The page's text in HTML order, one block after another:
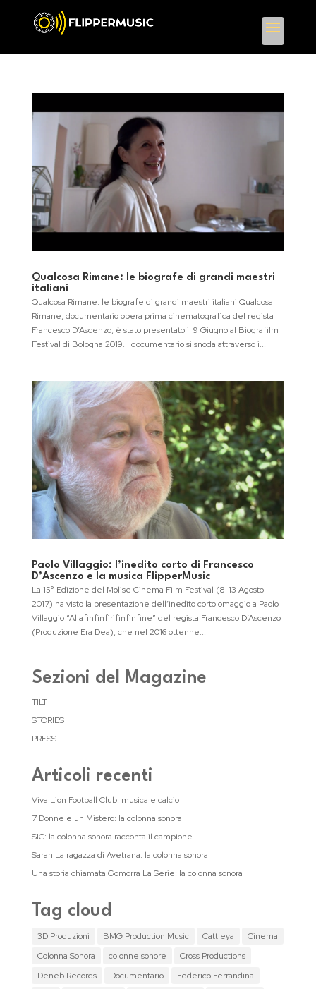
Qualcosa Rimane: le biografe di grandi maestri
italiani
Qualcosa Rimane: le biografe di grandi maestri italiani Qualcosa
Rimane, documentario opera prima cinematografica del regista
Francesco D’Ascenzo, è stato presentato il 9 Giugno al Biografilm
Festival di Bologna 2019.Il documentario si snoda attraverso i...
Paolo Villaggio: l’inedito corto di Francesco
D’Ascenzo e la musica FlipperMusic
La 15° Edizione del Molise Cinema Film Festival (8-13 Agosto
2017) ha visto la presentazione dell’inedito corto omaggio a Paolo
Villaggio “Allafinfinfirifinfinfine” del regista Francesco D’Ascenzo
(Produzione Era Dea), che nel 2016 ottenne...
Sezioni del Magazine
TILT
STORIES
PRESS
Articoli recenti
Viva Lion Football Club: musica e calcio
7 Donne e un Mistero: la colonna sonora
SIC: la colonna sonora racconta il campione
Sarah La ragazza di Avetrana: la colonna sonora
Una storia chiamata Gomorra La Serie: la colonna sonora
Tag cloud
3D Produzioni BMG Production Music Cattleya
Cinema
Colonna Sonora
colonne sonore
Cross Productions
Deneb Records
Documentario
Federico Ferrandina